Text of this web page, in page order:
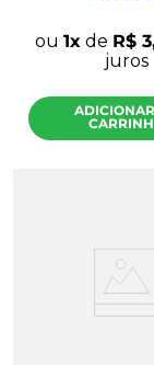
ou 1 de R$ 3
juros